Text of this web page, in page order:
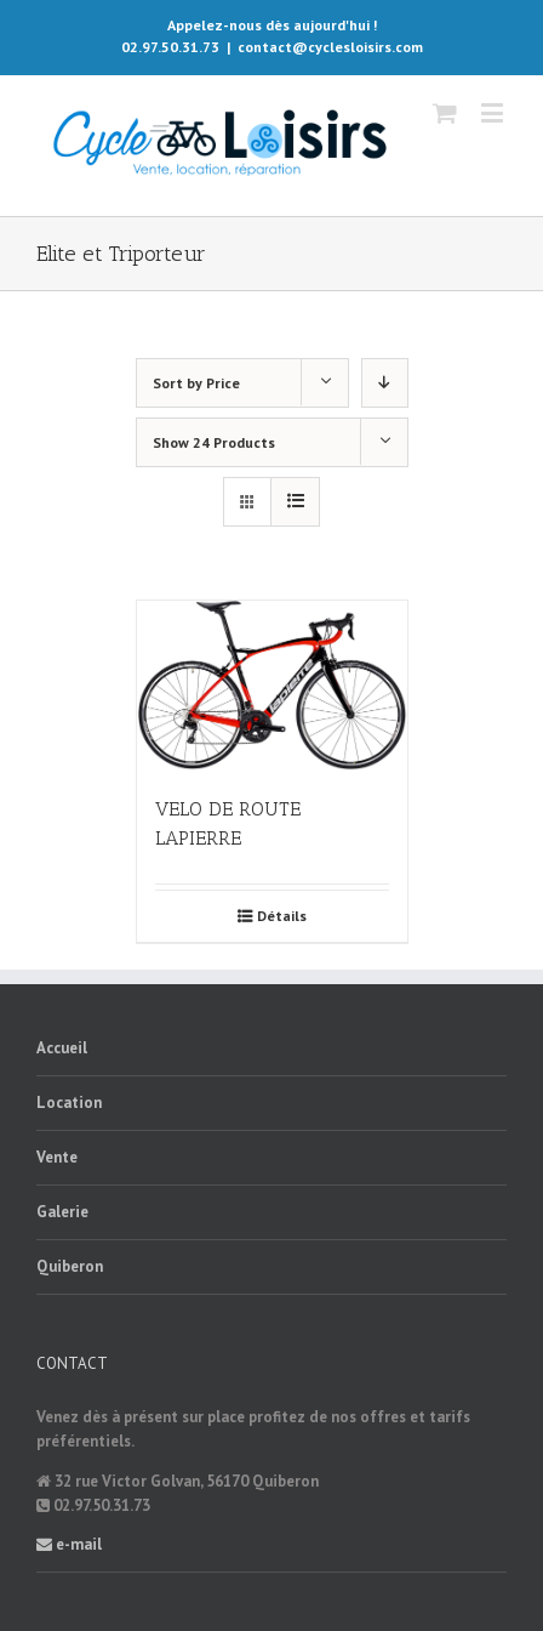
Appelez-nous dès aujourd'hui !
02.97.50.31.73 | contact@cyclesloisirs.com
Elite et Triporteur
Sort by Price
Show 24 Products
VELO DE ROUTE
LAPIERRE
Détails
Accueil
Location
Vente
Galerie
Quiberon
CONTACT
Venez dès à présent sur place profitez de nos offres et tarifs
préférentiels.
32 rue Victor Golvan, 56170 Quiberon
02.97.50.31.73
e-mail